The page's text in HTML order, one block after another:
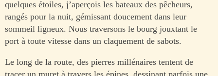
quelques étoiles, j’aperçois les bateaux des pêcheurs,
rangés pour la nuit, gémissant doucement dans leur
sommeil ligneux. Nous traversons le bourg jouxtant le
port à toute vitesse dans un claquement de sabots.
Le long de la route, des pierres millénaires tentent de
tracer un muret à travers les épines, dessinant parfois une